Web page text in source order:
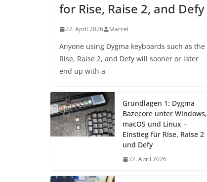
for Rise, Raise 2, and Defy
22. April 2026 Marcel
Anyone using Dygma keyboards such as the
Rise, Raise 2, and Defy will sooner or later
end up with a
Grundlagen 1: Dygma
Bazecore unter Windows,
macOS und Linux –
Einstieg für Rise, Raise 2
und Defy
22. April 2026